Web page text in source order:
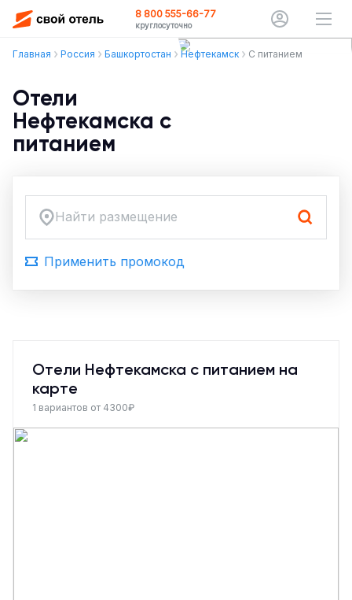
8 800 555-66-77
круглосуточно
Главная Россия Башкортостан Нефтекамск С питанием
Отели
Нефтекамска с
питанием
Найти размещение
Применить промокод
Отели Нефтекамска с питанием на
карте
1 вариантов от 4300₽